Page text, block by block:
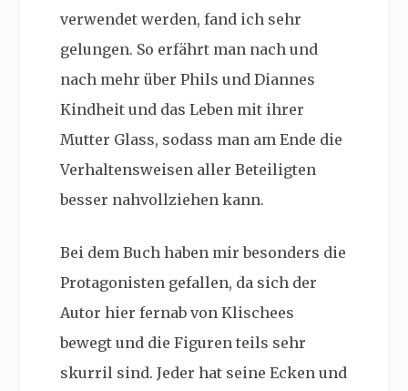
verwendet werden, fand ich sehr
gelungen. So erfährt man nach und
nach mehr über Phils und Diannes
Kindheit und das Leben mit ihrer
Mutter Glass, sodass man am Ende die
Verhaltensweisen aller Beteiligten
besser nahvollziehen kann.
Bei dem Buch haben mir besonders die
Protagonisten gefallen, da sich der
Autor hier fernab von Klischees
bewegt und die Figuren teils sehr
skurril sind. Jeder hat seine Ecken und